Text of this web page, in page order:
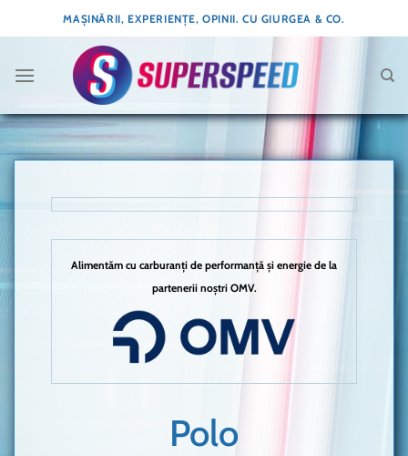
to
MAȘINĂRII, EXPERIENȚE, OPINII. CU GIURGEA & CO.
Alimentăm cu carburanți de performanță și energie de la
partenerii noștri OMV.
Polo